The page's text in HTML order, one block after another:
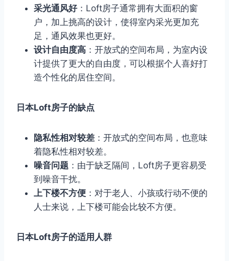
采光通风好：Loft房子通常拥有大面积的窗
户，加上挑高的设计，使得室内采光更加充
足，通风效果也更好。
设计自由度高 ：开放式的空间布局，为室内设
计提供了更大的自由度，可以根据个人喜好打
造个性化的居住空间。
日本Loft房子的缺点
隐私性相对较差 ：开放式的空间布局，也意味
着隐私性相对较差。
噪音问题 ：由于缺乏隔间，Loft房子更容易受
到噪音干扰。
上下楼不方便 ：对于老人、小孩或行动不便的
人士来说，上下楼可能会比较不方便。
日本Loft房子的适用人群